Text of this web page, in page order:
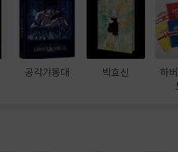
공각기동대 박효신
하